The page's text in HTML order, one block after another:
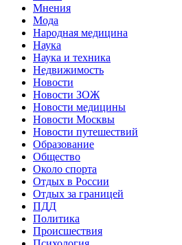
Мнения
Мода
Народная медицина
Наука
Наука и техника
Недвижимость
Новости
Новости ЗОЖ
Новости медицины
Новости Москвы
Новости путешествий
Образование
Общество
Около спорта
Отдых в России
Отдых за границей
ПДД
Политика
Происшествия